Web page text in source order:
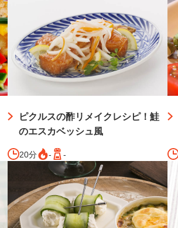
ピクルスの酢リメイクレシピ！鮭
のエスカベッシュ風
20分 - -